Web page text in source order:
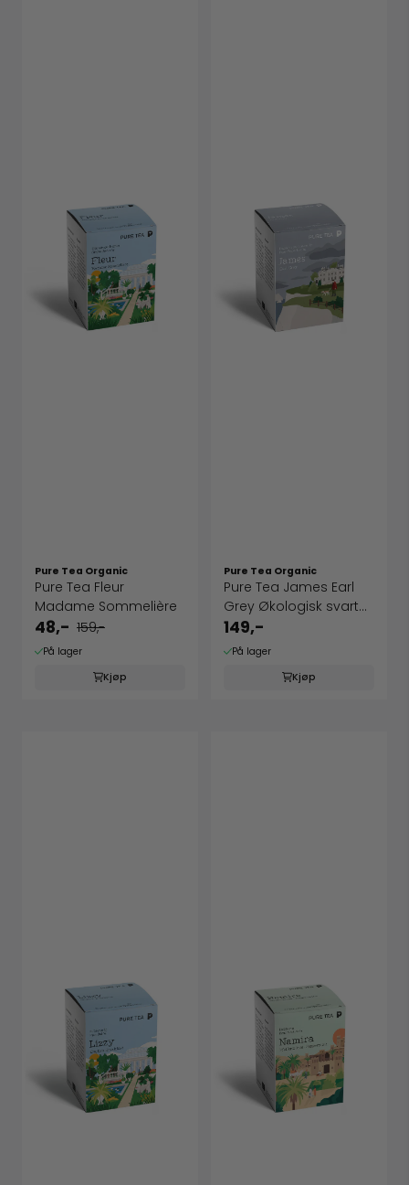
Pure Tea Organic
Pure Tea Fleur
Madame Sommelière
48,- 159,-
På lager
Kjøp
Pure Tea Organic
Pure Tea James Earl
Grey Økologisk svart
te
149,-
På lager
Kjøp